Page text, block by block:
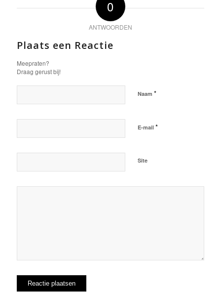
0
ANTWOORDEN
Plaats een Reactie
Meepraten?
Draag gerust bij!
Naam *
E-mail *
Site